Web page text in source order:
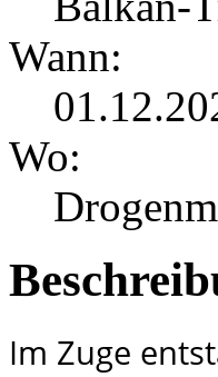
Wann:
Wo:
Im Zuge